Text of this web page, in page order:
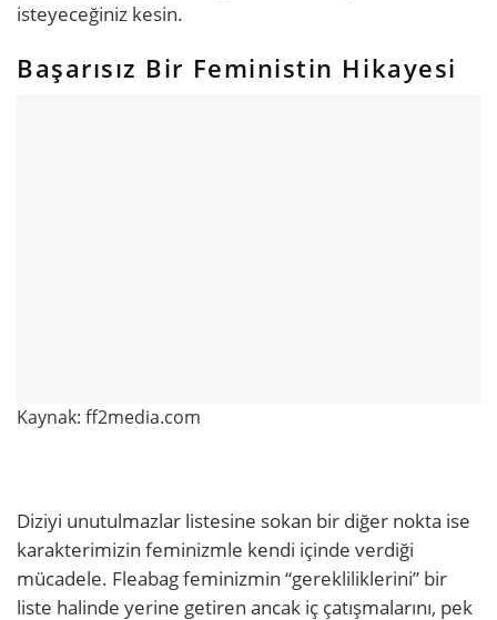
isteyeceğiniz kesin.
Başarısız Bir Feministin Hikayesi
Kaynak: ff2media.com
Diziyi unutulmazlar listesine sokan bir diğer nokta ise
karakterimizin feminizmle kendi içinde verdiği
mücadele. Fleabag feminizmin “gerekliliklerini” bir
liste halinde yerine getiren ancak iç çatışmalarını, pek